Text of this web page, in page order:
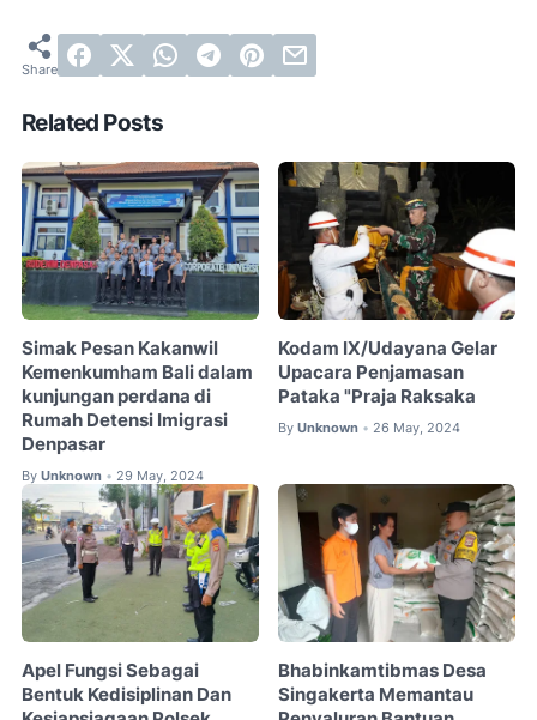
Related Posts
Simak Pesan Kakanwil
Kemenkumham Bali dalam
kunjungan perdana di
Rumah Detensi Imigrasi
Denpasar
By Unknown • 29 May, 2024
Kodam IX/Udayana Gelar
Upacara Penjamasan
Pataka "Praja Raksaka
By Unknown • 26 May, 2024
Apel Fungsi Sebagai
Bentuk Kedisiplinan Dan
Bhabinkamtibmas Desa
Singakerta Memantau